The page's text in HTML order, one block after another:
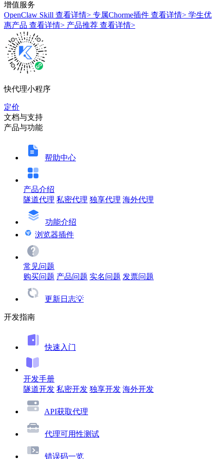
增值服务
OpenClaw Skill 查看详情> 专属Chorme插件 查看详情> 学生优
惠产品 查看详情> 产品推荐 查看详情>
快代理小程序
定价
文档与支持
产品与功能
帮助中心
产品介绍
隧道代理 私密代理 独享代理 海外代理
功能介绍
浏览器插件
常见问题
购买问题 产品问题 实名问题 发票问题
更新日志💡
开发指南
快速入门
开发手册
隧道开发 私密开发 独享开发 海外开发
API获取代理
代理可用性测试
错误码一览